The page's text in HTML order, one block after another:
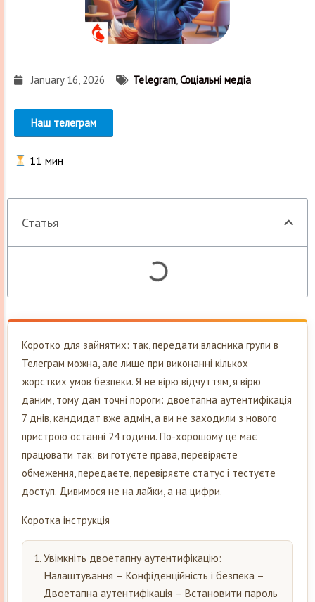
January 16, 2026 Telegram,Соціальні медіа
Наш телеграм
11 мин
Статья
Коротко для зайнятих: так, передати власника групи в
Телеграм можна, але лише при виконанні кількох
жорстких умов безпеки. Я не вірю відчуттям, я вірю
даним, тому дам точні пороги: двоетапна аутентифікація
7 днів, кандидат вже адмін, а ви не заходили з нового
пристрою останні 24 години. По-хорошому це має
працювати так: ви готуєте права, перевіряєте
обмеження, передаєте, перевіряєте статус і тестуєте
доступ. Дивимося не на лайки, а на цифри.
Коротка інструкція
Увімкніть двоетапну аутентифікацію:
Налаштування – Конфіденційність і безпека –
Двоетапна аутентифікація – Встановити пароль